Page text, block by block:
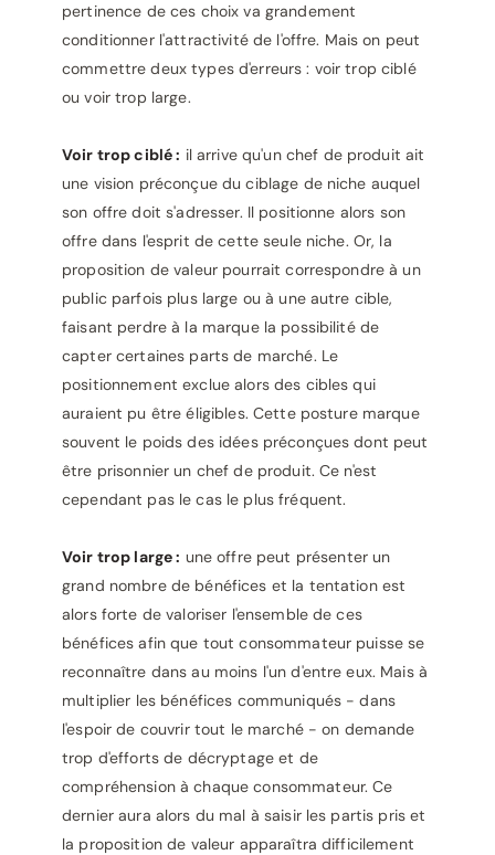
pertinence de ces choix va grandement
conditionner l'attractivité de l'offre. Mais on peut
commettre deux types d'erreurs : voir trop ciblé
ou voir trop large.
Voir trop ciblé : il arrive qu'un chef de produit ait
une vision préconçue du ciblage de niche auquel
son offre doit s'adresser. Il positionne alors son
offre dans l'esprit de cette seule niche. Or, la
proposition de valeur pourrait correspondre à un
public parfois plus large ou à une autre cible,
faisant perdre à la marque la possibilité de
capter certaines parts de marché. Le
positionnement exclue alors des cibles qui
auraient pu être éligibles. Cette posture marque
souvent le poids des idées préconçues dont peut
être prisonnier un chef de produit. Ce n'est
cependant pas le cas le plus fréquent.
Voir trop large : une offre peut présenter un
grand nombre de bénéfices et la tentation est
alors forte de valoriser l'ensemble de ces
bénéfices afin que tout consommateur puisse se
reconnaître dans au moins l'un d'entre eux. Mais à
multiplier les bénéfices communiqués - dans
l'espoir de couvrir tout le marché - on demande
trop d'efforts de décryptage et de
compréhension à chaque consommateur. Ce
dernier aura alors du mal à saisir les partis pris et
la proposition de valeur apparaîtra difficilement